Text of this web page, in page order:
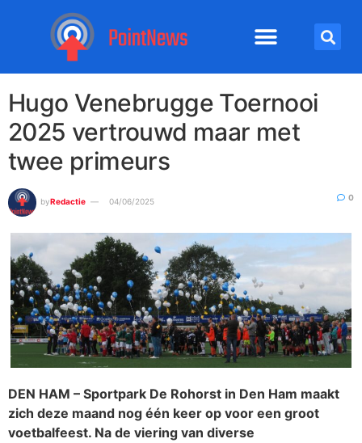
Hugo Venebrugge Toernooi
2025 vertrouwd maar met
twee primeurs
byRedactie 04/06/2025 0
DEN HAM – Sportpark De Rohorst in Den Ham maakt
zich deze maand nog één keer op voor een groot
voetbalfeest. Na de viering van diverse